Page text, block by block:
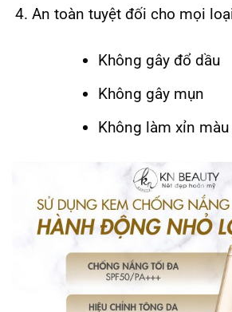
An toàn tuyệt đối cho mọi
Không gây đổ dầu
Không gây mụn
Không làm xỉn màu